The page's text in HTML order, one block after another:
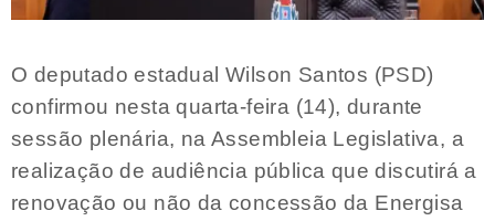
O deputado estadual Wilson Santos (PSD)
confirmou nesta quarta-feira (14), durante
sessão plenária, na Assembleia Legislativa, a
realização de audiência pública que discutirá a
renovação ou não da concessão da Energisa